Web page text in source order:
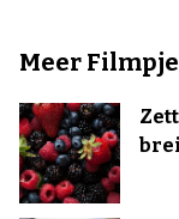
Meer